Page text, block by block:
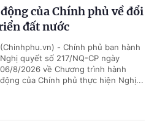
của Chính phủ về đổi
đất nước
(Chinhphu.vn) - Chính phủ ban hành
Nghị quyết số 217/NQ-CP ngày
06/8/2026 về Chương trình hành
động của Chính phủ thực hiện Nghị...